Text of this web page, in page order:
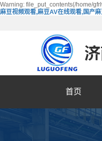
Warning: file_put_contents(/home/
麻豆视频观看,麻豆AV在线观看,国产
首页